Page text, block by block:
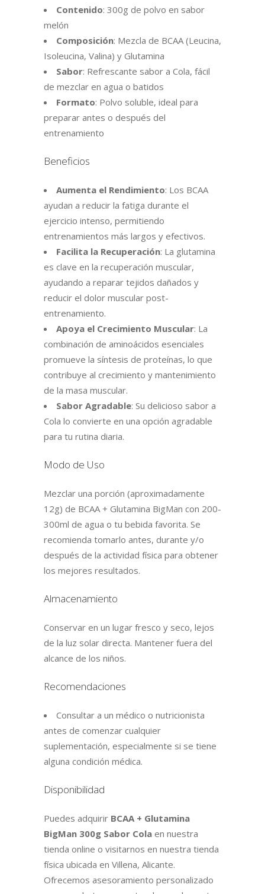
Contenido: 300g de polvo en sabor
melón
Composición: Mezcla de BCAA (Leucina,
Isoleucina, Valina) y Glutamina
Sabor: Refrescante sabor a Cola, fácil
de mezclar en agua o batidos
Formato: Polvo soluble, ideal para
preparar antes o después del
entrenamiento
Beneficios
Aumenta el Rendimiento: Los BCAA
ayudan a reducir la fatiga durante el
ejercicio intenso, permitiendo
entrenamientos más largos y efectivos.
Facilita la Recuperación: La glutamina
es clave en la recuperación muscular,
ayudando a reparar tejidos dañados y
reducir el dolor muscular post-
entrenamiento.
Apoya el Crecimiento Muscular: La
combinación de aminoácidos esenciales
promueve la síntesis de proteínas, lo que
contribuye al crecimiento y mantenimiento
de la masa muscular.
Sabor Agradable: Su delicioso sabor a
Cola lo convierte en una opción agradable
para tu rutina diaria.
Modo de Uso
Mezclar una porción (aproximadamente
12g) de BCAA + Glutamina BigMan con 200-
300ml de agua o tu bebida favorita. Se
recomienda tomarlo antes, durante y/o
después de la actividad física para obtener
los mejores resultados.
Almacenamiento
Conservar en un lugar fresco y seco, lejos
de la luz solar directa. Mantener fuera del
alcance de los niños.
Recomendaciones
Consultar a un médico o nutricionista
antes de comenzar cualquier
suplementación, especialmente si se tiene
alguna condición médica.
Disponibilidad
Puedes adquirir BCAA + Glutamina
BigMan 300g Sabor Cola en nuestra
tienda online o visitarnos en nuestra tienda
física ubicada en Villena, Alicante.
Ofrecemos asesoramiento personalizado